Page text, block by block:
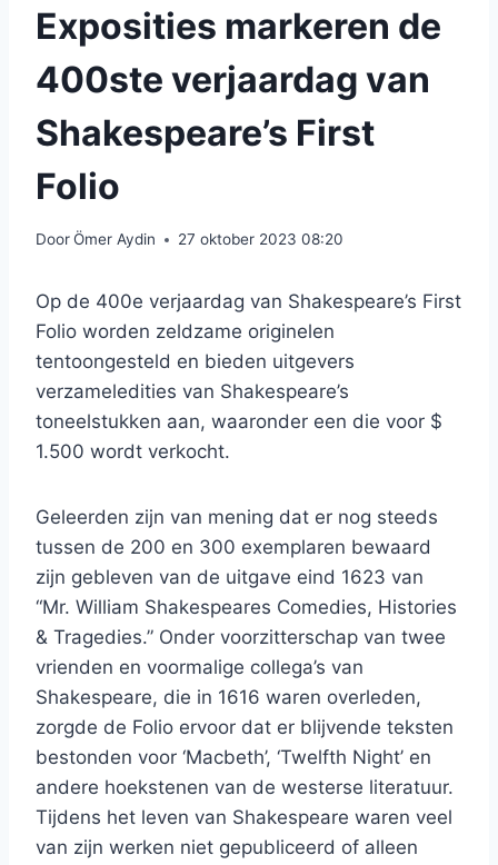
Exposities markeren de
400ste verjaardag van
Shakespeare’s First
Folio
DoorÖmer Aydin 27 oktober 2023 08:20
Op de 400e verjaardag van Shakespeare’s First
Folio worden zeldzame originelen
tentoongesteld en bieden uitgevers
verzameledities van Shakespeare’s
toneelstukken aan, waaronder een die voor $
1.500 wordt verkocht.
Geleerden zijn van mening dat er nog steeds
tussen de 200 en 300 exemplaren bewaard
zijn gebleven van de uitgave eind 1623 van
“Mr. William Shakespeares Comedies, Histories
& Tragedies.” Onder voorzitterschap van twee
vrienden en voormalige collega’s van
Shakespeare, die in 1616 waren overleden,
zorgde de Folio ervoor dat er blijvende teksten
bestonden voor ‘Macbeth’, ‘Twelfth Night’ en
andere hoekstenen van de westerse literatuur.
Tijdens het leven van Shakespeare waren veel
van zijn werken niet gepubliceerd of alleen